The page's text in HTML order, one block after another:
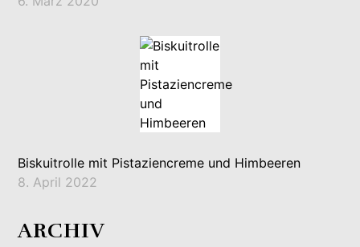
Biskuitrolle mit Pistaziencreme und Himbeeren
8. April 2022
ARCHIV